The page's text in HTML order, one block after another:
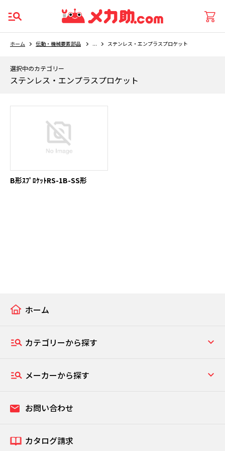
ホーム 伝動・機械要素部品 ... ステンレス・エンプラスプロケット
選択中のカテゴリー
ステンレス・エンプラスプロケット
B形ｽﾌﾟﾛｹｯﾄRS-1B-SS形
ホーム
カテゴリーから探す
メーカーから探す
お問い合わせ
カタログ請求